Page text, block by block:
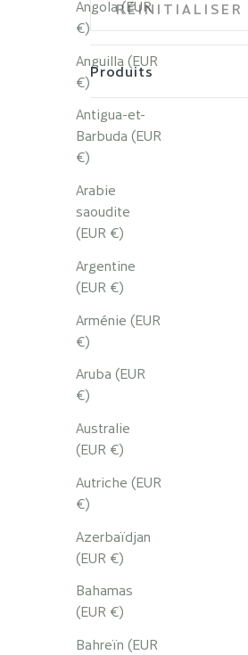
Angola (EUR
€)
Anguilla (EUR
€)
Antigua-et-
Barbuda (EUR
€)
Arabie
saoudite
(EUR €)
Argentine
(EUR €)
Arménie (EUR
€)
Aruba (EUR
€)
Australie
(EUR €)
Autriche (EUR
€)
Azerbaïdjan
(EUR €)
Bahamas
(EUR €)
Bahreïn (EUR
RÉINITIALISER
Produits